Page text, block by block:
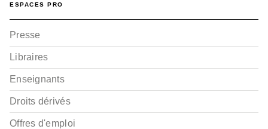
ESPACES PRO
Presse
Libraires
Enseignants
Droits dérivés
Offres d'emploi